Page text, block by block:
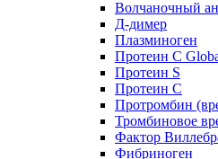
Волчаночный
Д-димер
Плазминоген
Протеин C
Протеин S
Протеин С
Протромбин
Тромбиновое
Фактор
Фибриноген